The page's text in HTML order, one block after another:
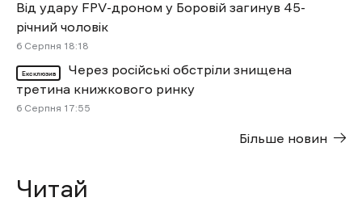
Від удару FPV-дроном у Боровій загинув 45-
річний чоловік
6 Cерпня 18:18
Ексклюзив
Через російські обстріли знищена
третина книжкового ринку
6 Cерпня 17:55
Більше новин
Читай